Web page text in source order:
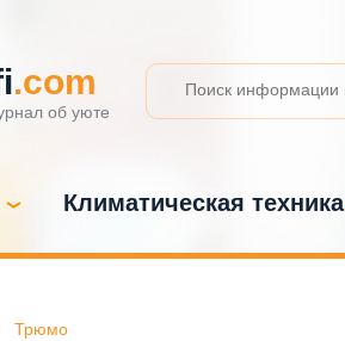
.com
об уюте
Климатическая техника
Трюмо